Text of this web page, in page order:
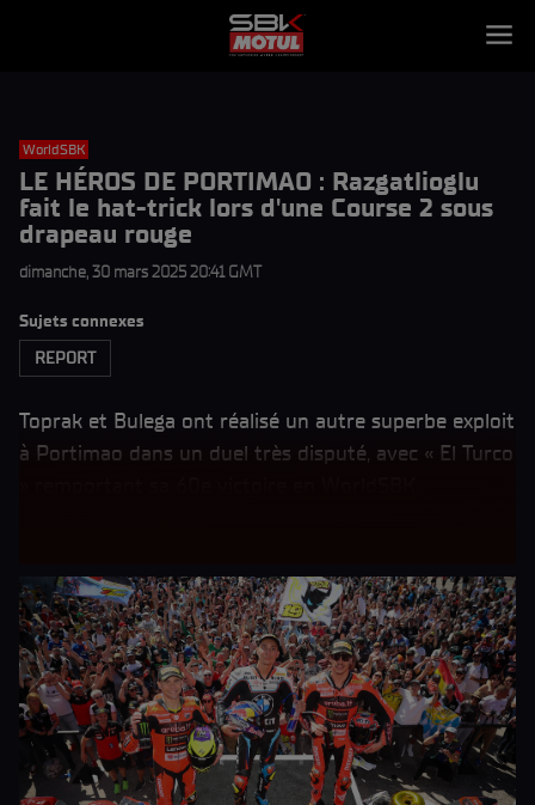
WorldSBK
LE HÉROS DE PORTIMAO : Razgatlioglu
fait le hat-trick lors d'une Course 2 sous
drapeau rouge
dimanche, 30 mars 2025 20:41 GMT
Sujets connexes
REPORT
Toprak et Bulega ont réalisé un autre superbe exploit
à Portimao dans un duel très disputé, avec « El Turco